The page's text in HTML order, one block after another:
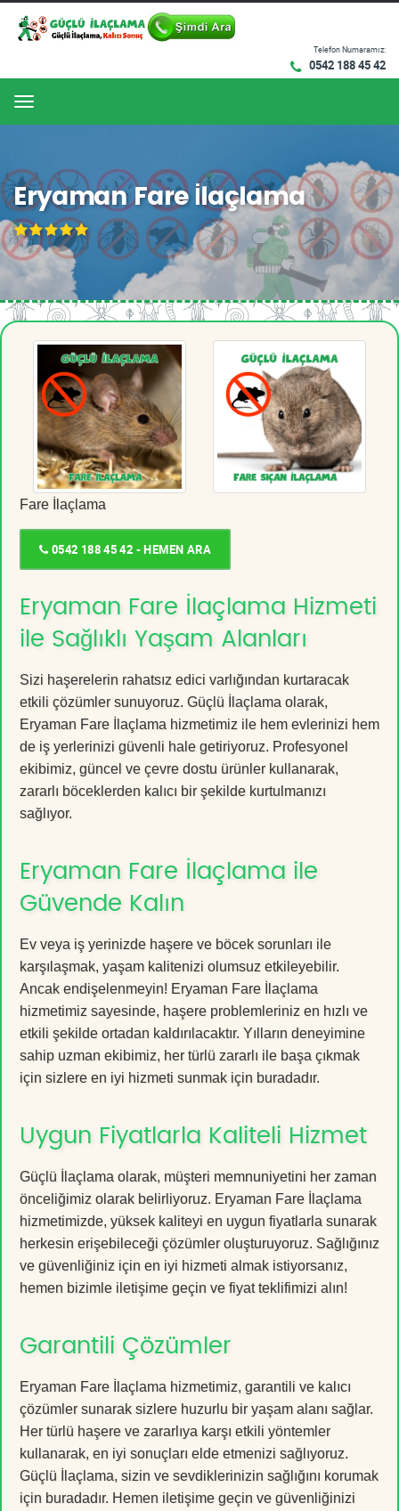
Telefon Numaramız:
0542 188 45 42
Menu
Eryaman Fare İlaçlama
Fare İlaçlama
0542 188 45 42 - HEMEN ARA
Eryaman Fare İlaçlama Hizmeti
ile Sağlıklı Yaşam Alanları
Sizi haşerelerin rahatsız edici varlığından kurtaracak
etkili çözümler sunuyoruz. Güçlü İlaçlama olarak,
Eryaman Fare İlaçlama hizmetimiz ile hem evlerinizi hem
de iş yerlerinizi güvenli hale getiriyoruz. Profesyonel
ekibimiz, güncel ve çevre dostu ürünler kullanarak,
zararlı böceklerden kalıcı bir şekilde kurtulmanızı
sağlıyor.
Eryaman Fare İlaçlama ile
Güvende Kalın
Ev veya iş yerinizde haşere ve böcek sorunları ile
karşılaşmak, yaşam kalitenizi olumsuz etkileyebilir.
Ancak endişelenmeyin! Eryaman Fare İlaçlama
hizmetimiz sayesinde, haşere problemleriniz en hızlı ve
etkili şekilde ortadan kaldırılacaktır. Yılların deneyimine
sahip uzman ekibimiz, her türlü zararlı ile başa çıkmak
için sizlere en iyi hizmeti sunmak için buradadır.
Uygun Fiyatlarla Kaliteli Hizmet
Güçlü İlaçlama olarak, müşteri memnuniyetini her zaman
önceliğimiz olarak belirliyoruz. Eryaman Fare İlaçlama
hizmetimizde, yüksek kaliteyi en uygun fiyatlarla sunarak
herkesin erişebileceği çözümler oluşturuyoruz. Sağlığınız
ve güvenliğiniz için en iyi hizmeti almak istiyorsanız,
hemen bizimle iletişime geçin ve fiyat teklifimizi alın!
Garantili Çözümler
Eryaman Fare İlaçlama hizmetimiz, garantili ve kalıcı
çözümler sunarak sizlere huzurlu bir yaşam alanı sağlar.
Her türlü haşere ve zararlıya karşı etkili yöntemler
kullanarak, en iyi sonuçları elde etmenizi sağlıyoruz.
Güçlü İlaçlama, sizin ve sevdiklerinizin sağlığını korumak
için buradadır. Hemen iletişime geçin ve güvenliğinizi